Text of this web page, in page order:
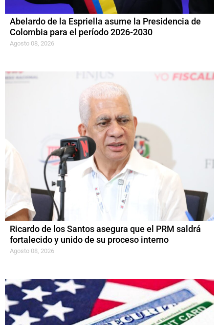
Abelardo de la Espriella asume la Presidencia de
Colombia para el período 2026-2030
Agosto 08, 2026
Ricardo de los Santos asegura que el PRM saldrá
fortalecido y unido de su proceso interno
Agosto 08, 2026